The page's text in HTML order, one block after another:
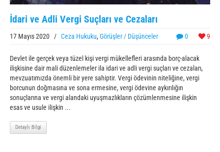
İdari ve Adli Vergi Suçları ve Cezaları
0 9
17 Mayıs 2020 / Ceza Hukuku, Görüşler / Düşünceler
Devlet ile gerçek veya tüzel kişi vergi mükellefleri arasında borç-alacak
ilişkisine dair mali düzenlemeler ila idari ve adli vergi suçları ve cezaları,
mevzuatımızda önemli bir yere sahiptir. Vergi ödevinin niteliğine, vergi
borcunun doğmasına ve sona ermesine, vergi ödevine aykırılığın
sonuçlarına ve vergi alandaki uyuşmazlıkların çözümlenmesine ilişkin
esas ve usule ilişkin ...
Detaylı Bilgi